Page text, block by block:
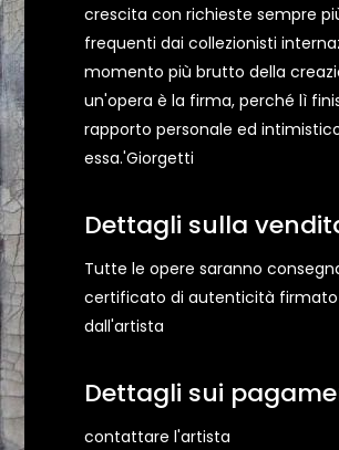
crescita con richieste sempre
frequenti dai collezionisti
momento più brutto della
un'opera è la firma, perché lì
rapporto personale ed
essa.'Giorgetti
Dettagli sulla
Tutte le opere saranno
certificato di autenticità firmato
dall'artista
Dettagli sui
contattare l'artista